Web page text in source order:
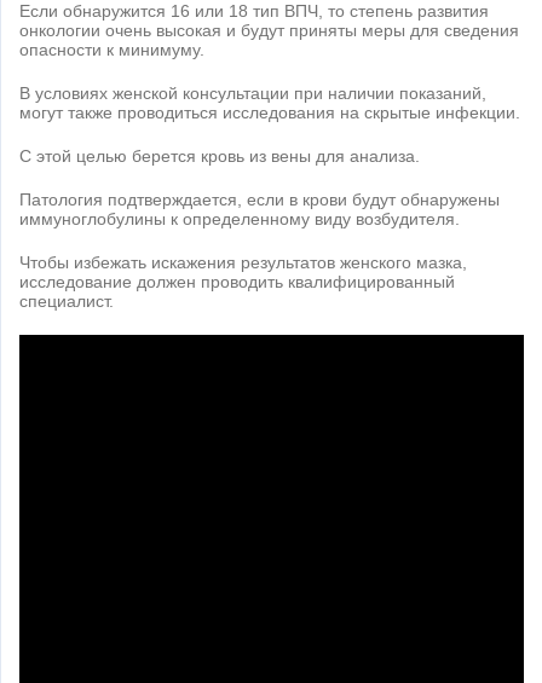
Если обнаружится 16 или 18 тип ВПЧ, то степень развития
онкологии очень высокая и будут приняты меры для сведения
опасности к минимуму.
В условиях женской консультации при наличии показаний,
могут также проводиться исследования на скрытые инфекции.
С этой целью берется кровь из вены для анализа.
Патология подтверждается, если в крови будут обнаружены
иммуноглобулины к определенному виду возбудителя.
Чтобы избежать искажения результатов женского мазка,
исследование должен проводить квалифицированный
специалист.